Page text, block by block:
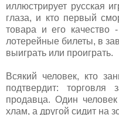
иллюстрирует русская
глаза, и кто первый
товара и его качество
лотерейные билеты, в
выиграть или проиграть.
Всякий человек, кто
подтвердит:
продавца. Один
хлам, а другой сидит на